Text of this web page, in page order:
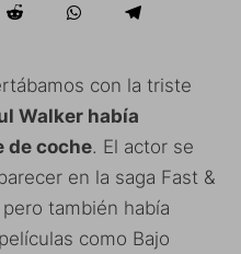
con la triste
Walker había
de coche. El actor se
en la saga Fast &
también había
como Bajo